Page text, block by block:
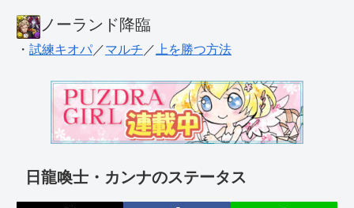
ノーランド降臨
・ 試練キオパ ／マルチ ／ 上を勝つ方法
日龍喚士・カンナのステータス